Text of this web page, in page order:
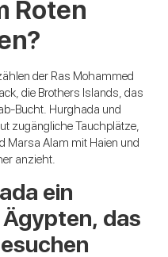
Roten
der Ras Mohammed
die Brothers Islands, das
Bucht. Hurghada und
zugängliche Tauchplätze,
Marsa Alam mit Haien und
anzieht.
ein
das